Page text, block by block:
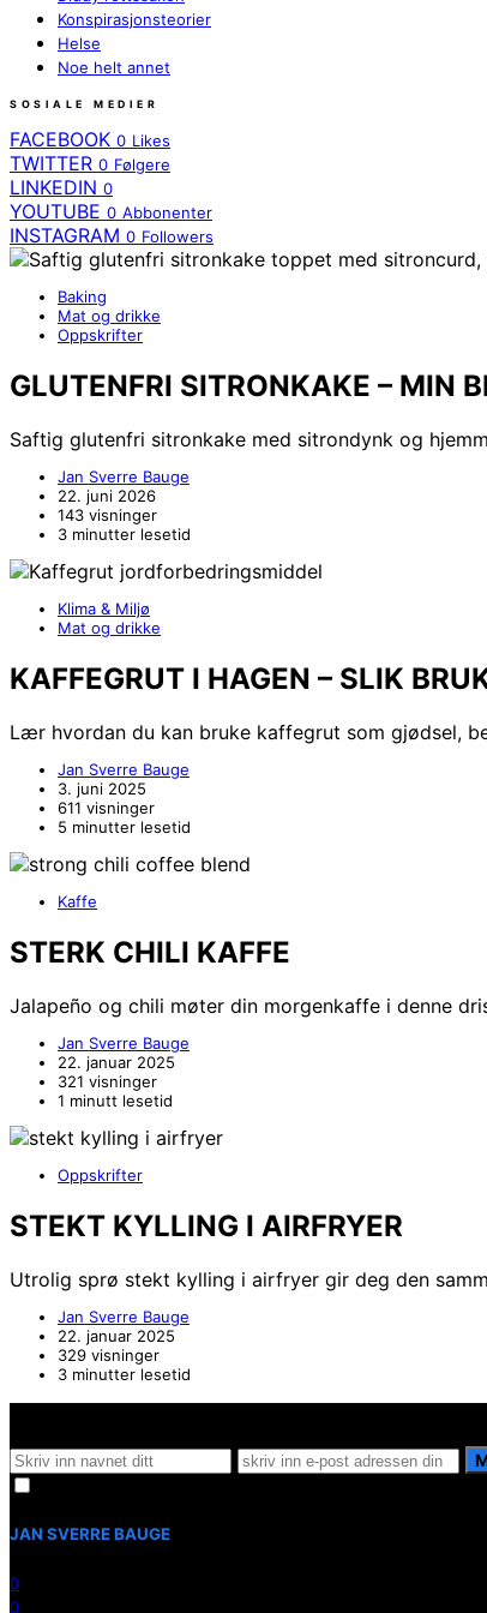
Konspirasjonsteorier
Helse
Noe helt annet
SOSIALE MEDIER
FACEBOOK 0 Likes
TWITTER 0 Følgere
LINKEDIN 0
YOUTUBE 0 Abbonenter
INSTAGRAM 0 Followers
Baking
Mat og drikke
Oppskrifter
GLUTENFRI SITRONKAKE – MIN
Saftig glutenfri sitronkake med sitrondynk og
Jan Sverre Bauge
22. juni 2026
143 visninger
3 minutter lesetid
Klima & Miljø
Mat og drikke
KAFFEGRUT I HAGEN – SLIK
Lær hvordan du kan bruke kaffegrut som gjødsel,
Jan Sverre Bauge
3. juni 2025
611 visninger
5 minutter lesetid
Kaffe
STERK CHILI KAFFE
Jalapeño og chili møter din morgenkaffe i denne
Jan Sverre Bauge
22. januar 2025
321 visninger
1 minutt lesetid
Oppskrifter
STEKT KYLLING I AIRFRYER
Utrolig sprø stekt kylling i airfryer gir deg den
Jan Sverre Bauge
22. januar 2025
329 visninger
3 minutter lesetid
JAN SVERRE BAUGE
0
0